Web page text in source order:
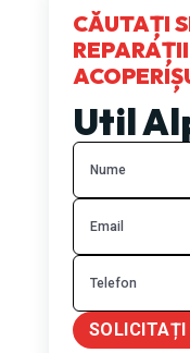
CĂUTAȚI
Util